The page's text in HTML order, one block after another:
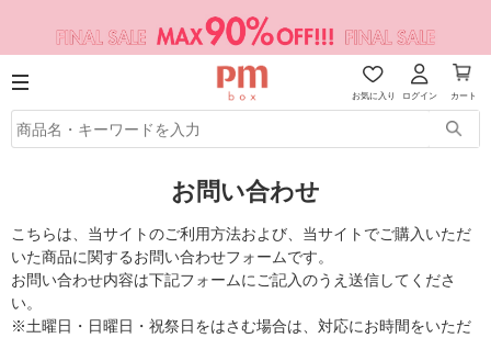
お気に入り ログイン カート
お問い合わせ
こちらは、当サイトのご利用方法および、当サイトでご購入いただ
いた商品に関するお問い合わせフォームです。
お問い合わせ内容は下記フォームにご記入のうえ送信してくださ
い。
※土曜日・日曜日・祝祭日をはさむ場合は、対応にお時間をいただ